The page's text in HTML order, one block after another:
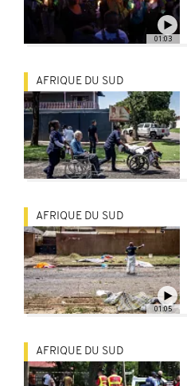
01:03
AFRIQUE DU SUD
01:05
AFRIQUE DU SUD
AFRIQUE DU SUD